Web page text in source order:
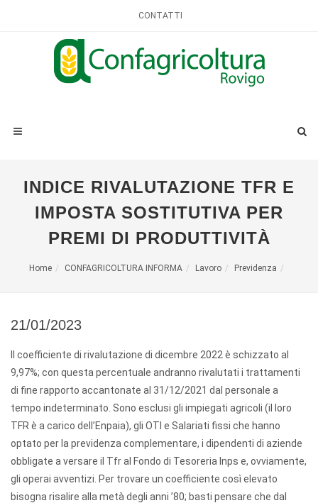
CONTATTI
INDICE RIVALUTAZIONE TFR E
IMPOSTA SOSTITUTIVA PER
PREMI DI PRODUTTIVITÀ
Home CONFAGRICOLTURA INFORMA Lavoro Previdenza
21/01/2023
Il coefficiente di rivalutazione di dicembre 2022 è schizzato al
9,97%; con questa percentuale andranno rivalutati i trattamenti
di fine rapporto accantonate al 31/12/2021 dal personale a
tempo indeterminato. Sono esclusi gli impiegati agricoli (il loro
TFR è a carico dell’Enpaia), gli OTI e Salariati fissi che hanno
optato per la previdenza complementare, i dipendenti di aziende
obbligate a versare il Tfr al Fondo di Tesoreria Inps e, ovviamente,
gli operai avventizi. Per trovare un coefficiente così elevato
bisogna risalire alla metà degli anni ’80; basti pensare che dal